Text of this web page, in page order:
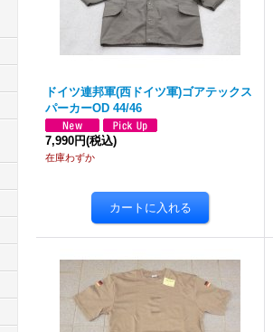
ドイツ連邦軍(西ドイツ軍)ゴアテックス
パーカーOD 44/46
7,990円(税込)
在庫わずか